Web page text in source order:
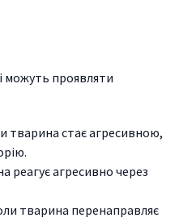
можуть проявляти
тварина стає агресивною,
реагує агресивно через
тварина перенаправляє